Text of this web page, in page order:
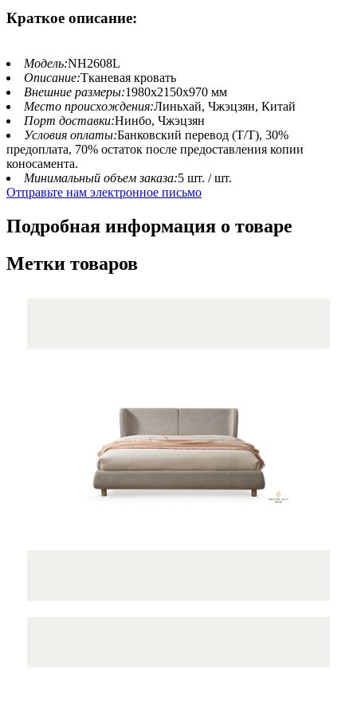
Краткое описание:
Модель:NH2608L
Описание:Тканевая кровать
Внешние размеры:1980x2150x970 мм
Место происхождения:Линьхай, Чжэцзян, Китай
Порт доставки:Нинбо, Чжэцзян
Условия оплаты:Банковский перевод (T/T), 30%
предоплата, 70% остаток после предоставления копии
коносамента.
Минимальный объем заказа:5 шт. / шт.
Отправьте нам электронное письмо
Подробная информация о товаре
Метки товаров